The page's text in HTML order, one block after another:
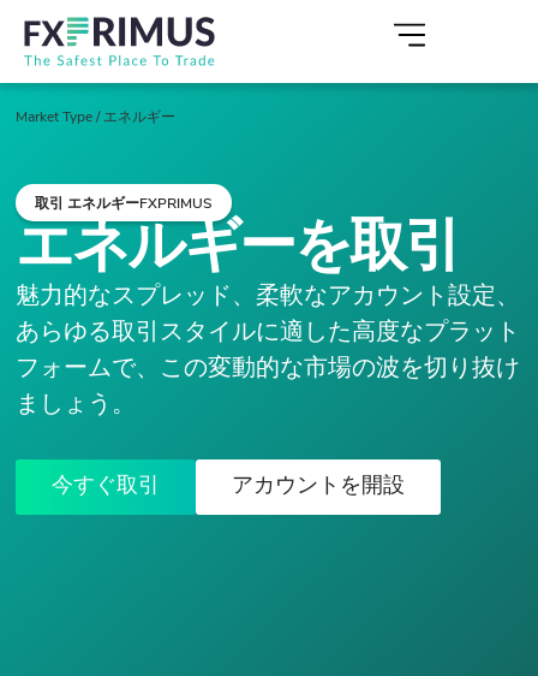
取引 エネルギーFXPRIMUS
エネルギーを取引
魅力的なスプレッド、柔軟なアカウント設定、
あらゆる取引スタイルに適した高度なプラット
フォームで、この変動的な市場の波を切り抜け
ましょう。
今すぐ取引 アカウントを開設
Market Type / エネルギー